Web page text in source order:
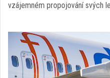
vzájemném propojování svých